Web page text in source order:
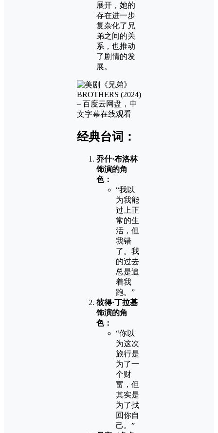
展开，她的
存在进一步
复杂化了兄
弟之间的关
系，也推动
了剧情的发
展。
经典台词：
乔什·布洛林
饰演的角
色：
“我以
为我能
过上正
常的生
活，但
我错
了。我
的过去
总是追
着我
跑。”
彼得·丁拉基
饰演的角
色：
“你以
为这次
旅行是
为了一
个财
富，但
其实是
为了找
回你自
己。”